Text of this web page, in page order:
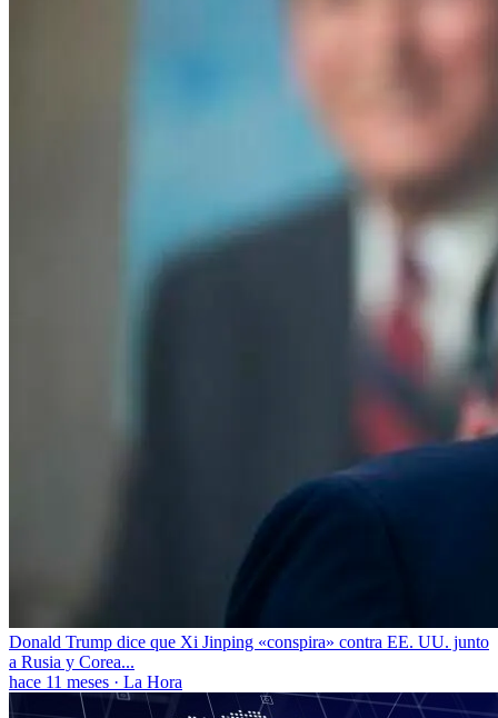
Donald Trump dice que Xi Jinping «conspira» contra EE. UU. junto
a Rusia y Corea...
hace 11 meses · La Hora